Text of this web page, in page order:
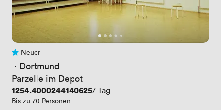
Noch keine Bewertungen
Neuer
· Dortmund
Parzelle im Depot
Preis
1254.4000244140625/ Tag
Bis zu 70 Personen